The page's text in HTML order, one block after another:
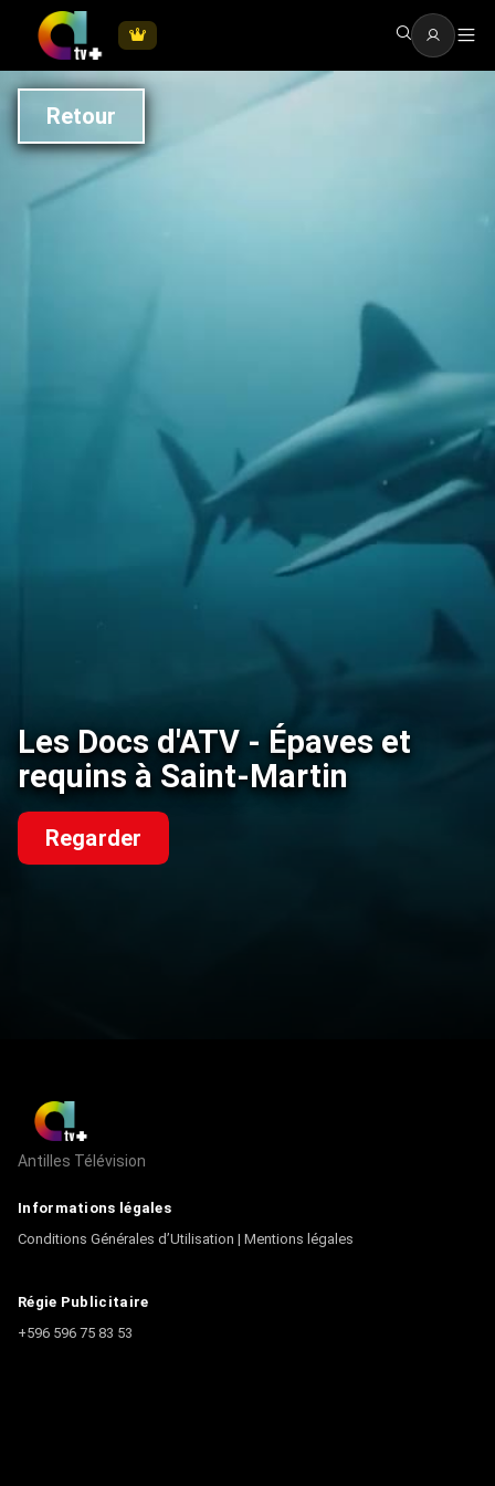
Retour
Les Docs d'ATV - Épaves et
requins à Saint-Martin
Regarder
Antilles Télévision
Informations légales
Conditions Générales d’Utilisation | Mentions légales
Régie Publicitaire
+596 596 75 83 53